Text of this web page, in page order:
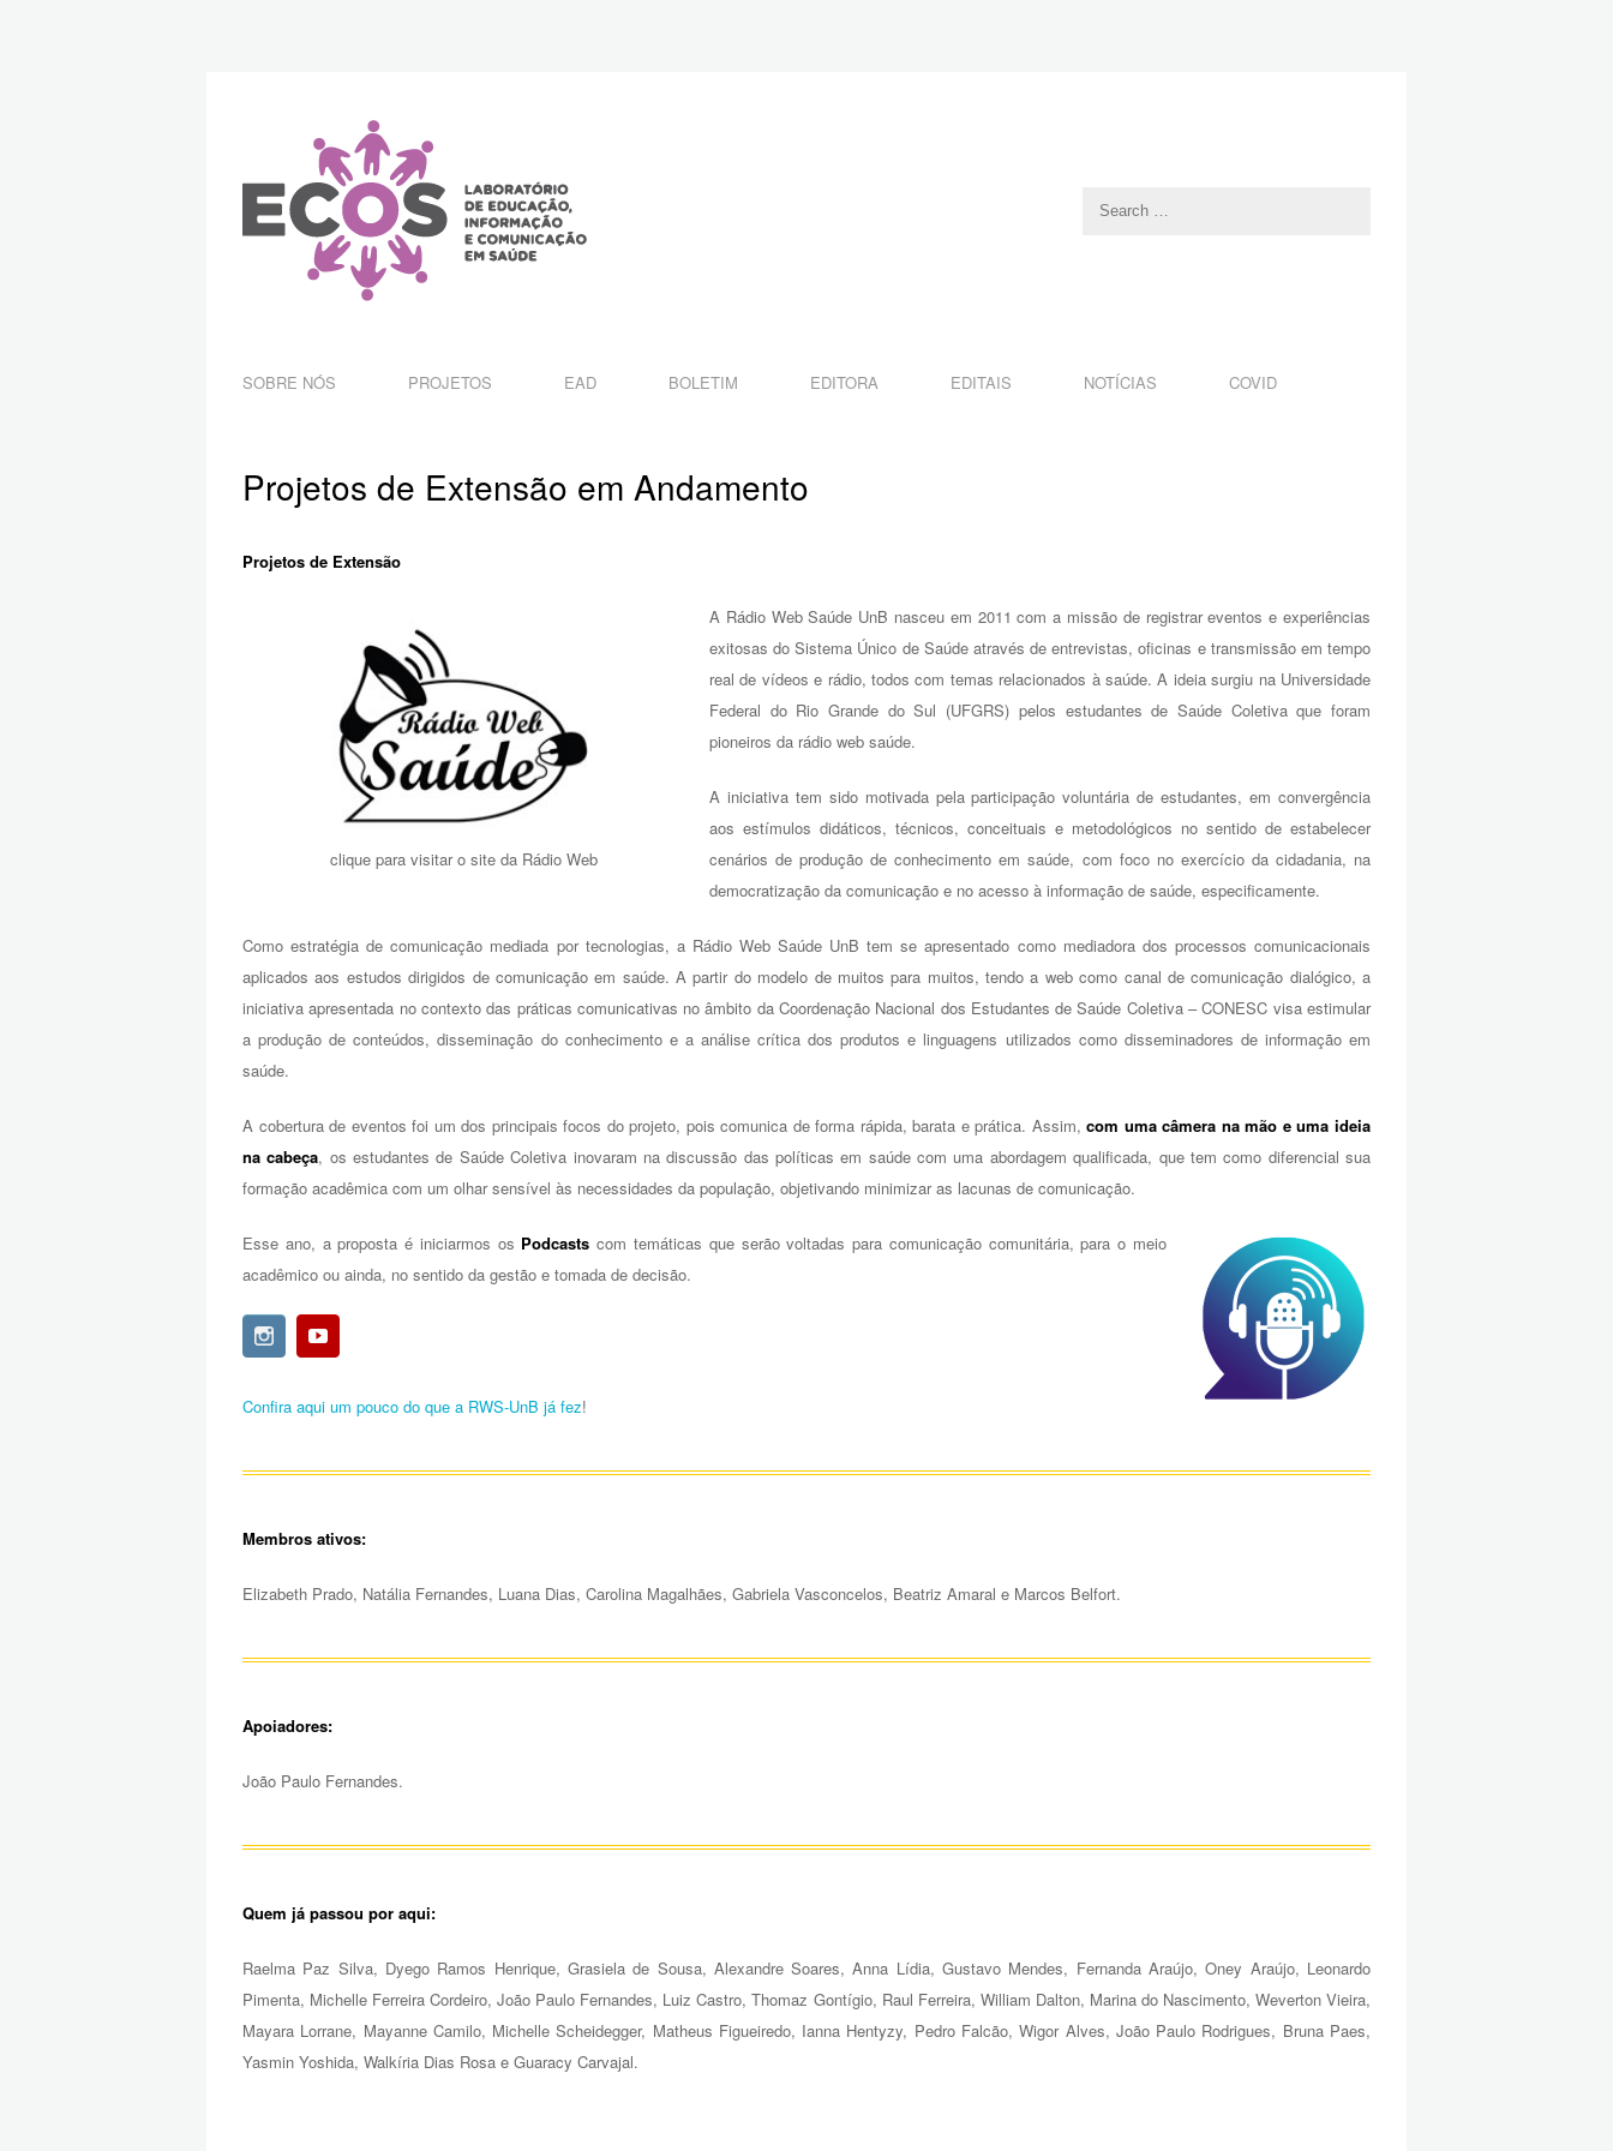
SOBRE NÓS PROJETOS EAD BOLETIM EDITORA EDITAIS NOTÍCIAS COVID
Projetos de Extensão em Andamento
Projetos de Extensão
clique para visitar o site da Rádio Web
A Rádio Web Saúde UnB nasceu em 2011 com a missão de registrar eventos e experiências
exitosas do Sistema Único de Saúde através de entrevistas, oficinas e transmissão em tempo
real de vídeos e rádio, todos com temas relacionados à saúde. A ideia surgiu na Universidade
Federal do Rio Grande do Sul (UFGRS) pelos estudantes de Saúde Coletiva que foram
pioneiros da rádio web saúde.
A iniciativa tem sido motivada pela participação voluntária de estudantes, em convergência
aos estímulos didáticos, técnicos, conceituais e metodológicos no sentido de estabelecer
cenários de produção de conhecimento em saúde, com foco no exercício da cidadania, na
democratização da comunicação e no acesso à informação de saúde, especificamente.
Como estratégia de comunicação mediada por tecnologias, a Rádio Web Saúde UnB tem se apresentado como mediadora dos processos comunicacionais
aplicados aos estudos dirigidos de comunicação em saúde. A partir do modelo de muitos para muitos, tendo a web como canal de comunicação dialógico, a
iniciativa apresentada no contexto das práticas comunicativas no âmbito da Coordenação Nacional dos Estudantes de Saúde Coletiva – CONESC visa estimular
a produção de conteúdos, disseminação do conhecimento e a análise crítica dos produtos e linguagens utilizados como disseminadores de informação em
saúde.
A cobertura de eventos foi um dos principais focos do projeto, pois comunica de forma rápida, barata e prática. Assim,com uma câmera na mão e uma ideia
na cabeça, os estudantes de Saúde Coletiva inovaram na discussão das políticas em saúde com uma abordagem qualificada, que tem como diferencial sua
formação acadêmica com um olhar sensível às necessidades da população, objetivando minimizar as lacunas de comunicação.
Esse ano, a proposta é iniciarmos os Podcasts com temáticas que serão voltadas para comunicação comunitária, para o meio
acadêmico ou ainda, no sentido da gestão e tomada de decisão.
Confira aqui um pouco do que a RWS-UnB já fez!
Membros ativos:
Elizabeth Prado, Natália Fernandes, Luana Dias, Carolina Magalhães, Gabriela Vasconcelos, Beatriz Amaral e Marcos Belfort.
Apoiadores:
João Paulo Fernandes.
Quem já passou por aqui:
Raelma Paz Silva, Dyego Ramos Henrique, Grasiela de Sousa, Alexandre Soares, Anna Lídia, Gustavo Mendes, Fernanda Araújo, Oney Araújo, Leonardo
Pimenta, Michelle Ferreira Cordeiro, João Paulo Fernandes, Luiz Castro, Thomaz Gontígio, Raul Ferreira, William Dalton, Marina do Nascimento, Weverton Vieira,
Mayara Lorrane, Mayanne Camilo, Michelle Scheidegger, Matheus Figueiredo, Ianna Hentyzy, Pedro Falcão, Wigor Alves, João Paulo Rodrigues, Bruna Paes,
Yasmin Yoshida, Walkíria Dias Rosa e Guaracy Carvajal.